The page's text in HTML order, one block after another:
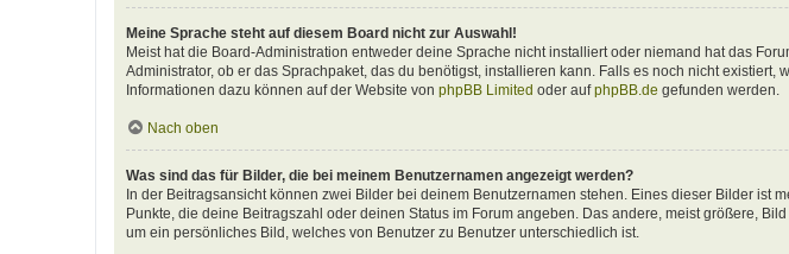
Meine Sprache steht auf diesem Board nicht zur Auswahl!
Meist hat die Board-Administration entweder deine Sprache nicht installiert oder niemand hat das
Administrator, ob er das Sprachpaket, das du benötigst, installieren kann. Falls es noch nicht existiert,
Informationen dazu können auf der Website von phpBB Limited oder aufphpBB.de gefunden werden.
Nach oben
Was sind das für Bilder, die bei meinem Benutzernamen angezeigt werden?
In der Beitragsansicht können zwei Bilder bei deinem Benutzernamen stehen. Eines dieser Bilder ist
Punkte, die deine Beitragszahl oder deinen Status im Forum angeben. Das andere, meist größere,
um ein persönliches Bild, welches von Benutzer zu Benutzer unterschiedlich ist.